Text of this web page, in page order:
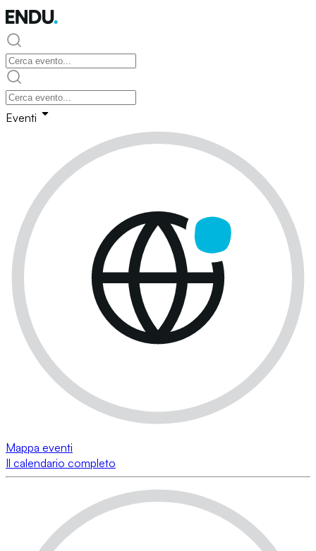
Eventi
Mappa eventi
Il calendario completo